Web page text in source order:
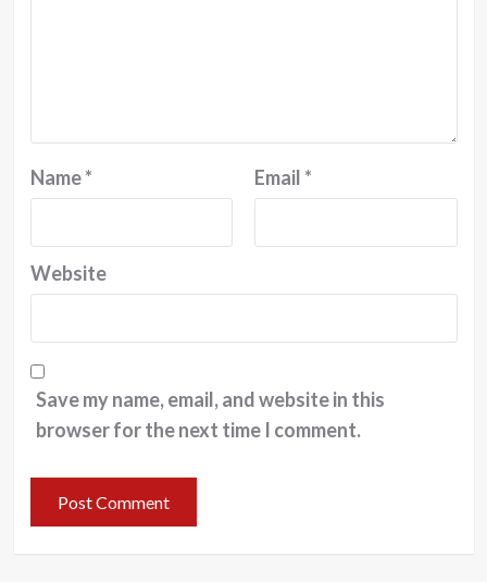
Name* Email*
Website
Save my name, email, and website in this
browser for the next time I comment.